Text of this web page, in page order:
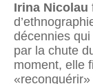
Irina Nicolau
décennies
par la chute
moment, elle
«reconquérir»